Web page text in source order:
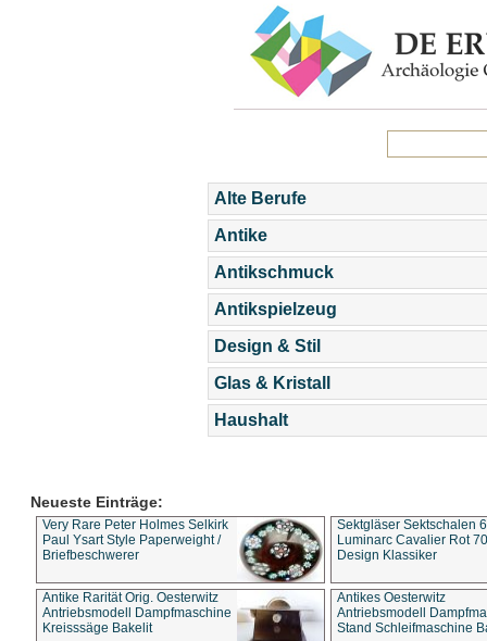
Alte Berufe
Antike
Antikschmuck
Antikspielzeug
Design & Stil
Glas & Kristall
Haushalt
Neueste Einträge:
Very Rare Peter Holmes Selkirk
Paul Ysart Style Paperweight /
Briefbeschwerer
Sektgläser Sektschalen
Luminarc Cavalier Rot
Design Klassiker
Antike Rarität Orig. Oesterwitz
Antriebsmodell Dampfmaschine
Kreisssäge Bakelit
Antikes Oesterwitz
Antriebsmodell
Stand Schleifmaschine